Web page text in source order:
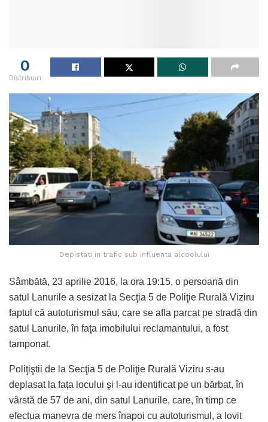
0
Distribuiri
Depistati in trafic sub influenta alcoolului
Sâmbătă, 23 aprilie 2016, la ora 19:15, o persoană din
satul Lanurile a sesizat la Secţia 5 de Poliţie Rurală Viziru
faptul că autoturismul său, care se afla parcat pe stradă din
satul Lanurile, în faţa imobilului reclamantului, a fost
tamponat.
Poliţiştii de la Secţia 5 de Poliţie Rurală Viziru s-au
deplasat la fața locului şi l-au identificat pe un bărbat, în
vârstă de 57 de ani, din satul Lanurile, care, în timp ce
efectua manevra de mers înapoi cu autoturismul, a lovit